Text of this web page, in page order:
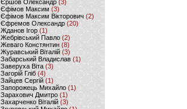
Єршов Олександр (3)
Єфімов Максим (3)
Єфімов Максим Вікторович (2)
Єфремов Олександр (20)
Жданов Ігор (1)
Жебрівський Павло (2)
Жеваго Констянтин (8)
Журавський Віталій (3)
Забарський Владислав (1)
Заверуха Віта (3)
Загорій Гліб (4)
Зайцев Сергій(1)
Запорожець Михайло (1)
Зарахович Дмитро (1)
Захарченко Віталій (3)